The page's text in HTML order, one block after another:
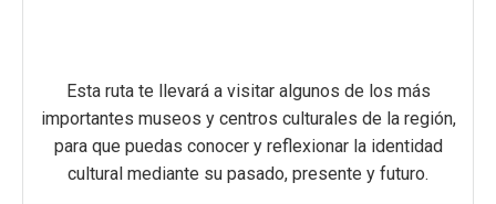
Esta ruta te llevará a visitar algunos de los más
importantes museos y centros culturales de la región,
para que puedas conocer y reflexionar la identidad
cultural mediante su pasado, presente y futuro.